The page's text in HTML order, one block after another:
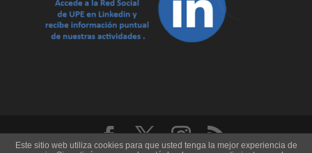
Este sitio web utiliza cookies para que usted tenga la mejor experiencia de